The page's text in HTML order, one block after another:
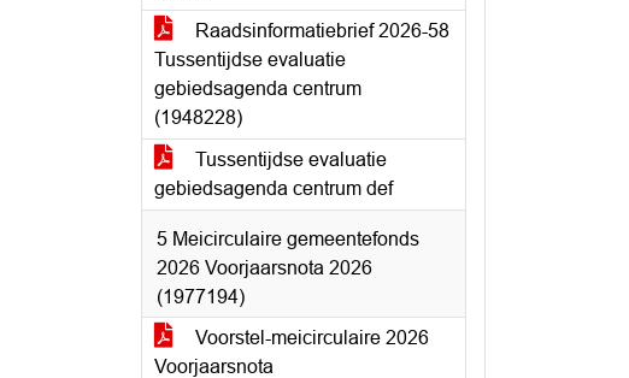
Raadsinformatiebrief 2026-58
Tussentijdse evaluatie
gebiedsagenda centrum
(1948228)
Tussentijdse evaluatie
gebiedsagenda centrum def
5 Meicirculaire gemeentefonds
2026 Voorjaarsnota 2026
(1977194)
Voorstel-meicirculaire 2026
Voorjaarsnota